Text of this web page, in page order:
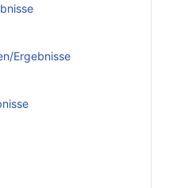
Ergebnisse